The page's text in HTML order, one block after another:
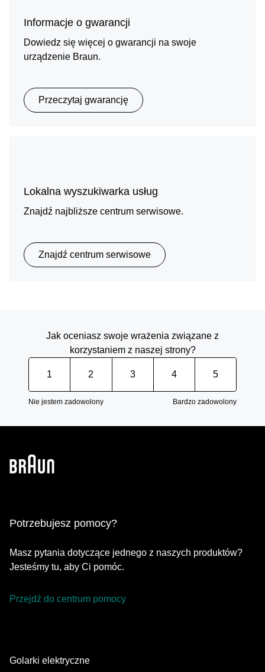
Informacje o gwarancji
Dowiedz się więcej o gwarancji na swoje
urządzenie Braun.
Przeczytaj gwarancję
Lokalna wyszukiwarka usług
Znajdź najbliższe centrum serwisowe.
Znajdź centrum serwisowe
Jak oceniasz swoje wrażenia związane z
korzystaniem z naszej strony?
1 2 3 4 5
Nie jestem zadowolony Bardzo zadowolony
Potrzebujesz pomocy?
Masz pytania dotyczące jednego z naszych produktów?
Jesteśmy tu, aby Ci pomóc.
Przejdź do centrum pomocy
Golarki elektryczne